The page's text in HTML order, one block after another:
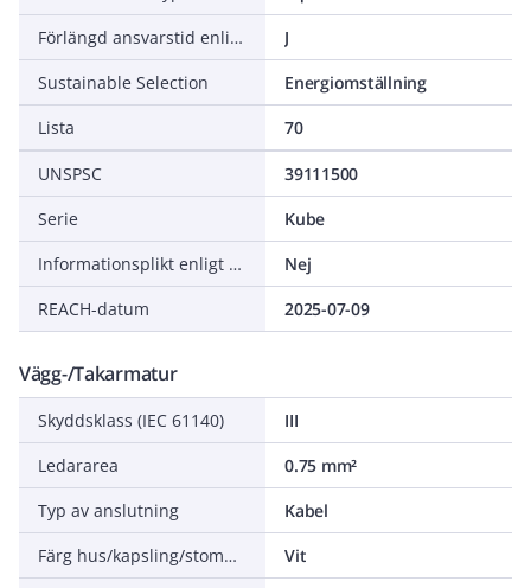
Förlängd ansvarstid enligt ALEM-09
J
Sustainable Selection
Energiomställning
Lista
70
UNSPSC
39111500
Serie
Kube
Informationsplikt enligt REACH
Nej
REACH-datum
2025-07-09
Vägg-/Takarmatur
Skyddsklass (IEC 61140)
III
Ledararea
0.75 mm²
Typ av anslutning
Kabel
Färg hus/kapsling/stomme
Vit